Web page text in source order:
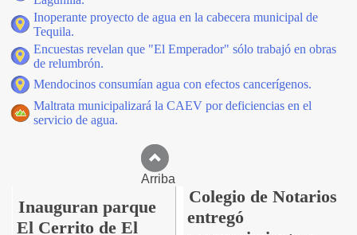
Inoperante proyecto de agua en la cabecera municipal de
Tequila.
Encuestas revelan que "El Emperador" sólo trabajó en obras
de relumbrón.
Mendocinos consumían agua con efectos cancerígenos.
Maltrata municipalizará la CAEV por deficiencias en el
servicio de agua.
Arriba
Inauguran parque
El Cerrito de El
Colegio de Notarios
entregó